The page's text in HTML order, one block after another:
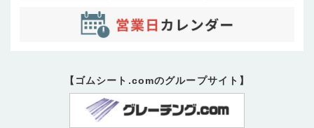
【ゴムシート.comのグループサイト】